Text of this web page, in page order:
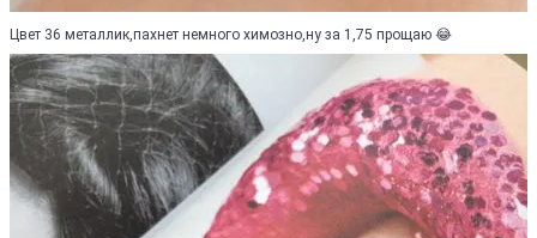
Цвет 36 металлик,пахнет немного химозно,ну за 1,75 прощаю 😂